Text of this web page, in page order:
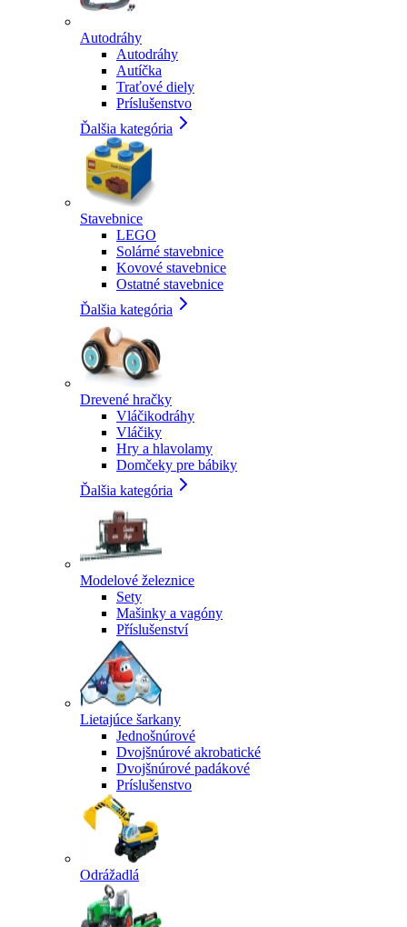
Autodráhy
Autodráhy
Autíčka
Traťové diely
Príslušenstvo
Ďalšia kategória
Stavebnice
LEGO
Solárné stavebnice
Kovové stavebnice
Ostatné stavebnice
Ďalšia kategória
Drevené hračky
Vláčikodráhy
Vláčiky
Hry a hlavolamy
Domčeky pre bábiky
Ďalšia kategória
Modelové železnice
Sety
Mašinky a vagóny
Příslušenství
Lietajúce šarkany
Jednošnúrové
Dvojšnúrové akrobatické
Dvojšnúrové padákové
Príslušenstvo
Odrážadlá